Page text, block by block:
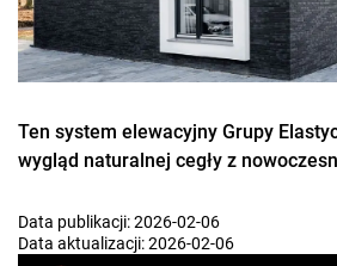
Ten system elewacyjny Grupy
wygląd naturalnej cegły z
Data publikacji:2026-02-06
Data aktualizacji:2026-02-06